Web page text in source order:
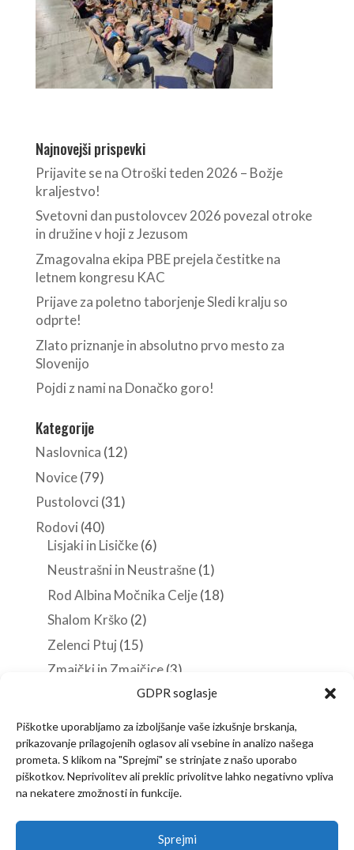
GDPR soglasje
Piškotke uporabljamo za izboljšanje vaše izkušnje brskanja,
prikazovanje prilagojenih oglasov ali vsebine in analizo našega
prometa. S klikom na "Sprejmi" se strinjate z našo uporabo
piškotkov. Neprivolitev ali preklic privolitve lahko negativno vpliva
na nekatere zmožnosti in funkcije.
Sprejmi
Najnovejši prispevki
Prijavite se na Otroški teden 2026 – Božje
kraljestvo!
Svetovni dan pustolovcev 2026 povezal otroke
in družine v hoji z Jezusom
Zmagovalna ekipa PBE prejela čestitke na
letnem kongresu KAC
Prijave za poletno taborjenje Sledi kralju so
odprte!
Zlato priznanje in absolutno prvo mesto za
Slovenijo
Pojdi z nami na Donačko goro!
Kategorije
Naslovnica (12)
Novice(79)
Pustolovci (31)
Rodovi (40)
Lisjaki in Lisičke(6)
Neustrašni in Neustrašne(1)
Rod Albina Močnika Celje(18)
Shalom Krško (2)
Zelenci Ptuj (15)
Zmajčki in Zmajčice(3)
Stezosledci
Veščine in spretnosti(38)
Predstavitev Članstvo
Novice
Vsebine za vodnike
Izjava o zasebnosti